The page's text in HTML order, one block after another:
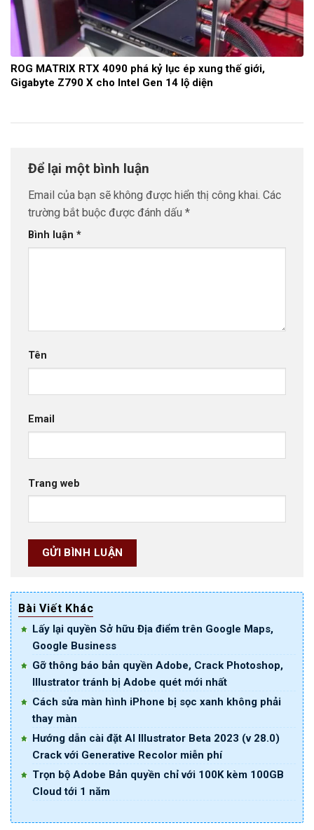
ROG MATRIX RTX 4090 phá kỷ lục ép xung thế giới,
Gigabyte Z790 X cho Intel Gen 14 lộ diện
Để lại một bình luận
Email của bạn sẽ không được hiển thị công khai. Các
trường bắt buộc được đánh dấu *
Bình luận *
Tên
Email
Trang web
Bài Viết Khác
Lấy lại quyền Sở hữu Địa điểm trên Google Maps,
Google Business
Gỡ thông báo bản quyền Adobe, Crack Photoshop,
Illustrator tránh bị Adobe quét mới nhất
Cách sửa màn hình iPhone bị sọc xanh không phải
thay màn
Hướng dẫn cài đặt AI Illustrator Beta 2023 (v 28.0)
Crack với Generative Recolor miễn phí
Trọn bộ Adobe Bản quyền chỉ với 100K kèm 100GB
Cloud tới 1 năm